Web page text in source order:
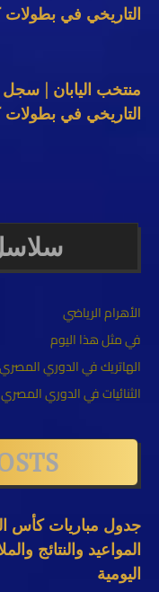
التاريخي في بطولات
منتخب اليابان |
التاريخي في بطولات
الأهرام الرياضي
في مثل هذا اليوم
الهاتريك في الدوري المصري
الثنائيات في الدوري المصري
المواعيد والنتائج
اليومية